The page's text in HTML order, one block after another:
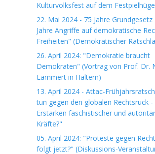
Kulturvolksfest auf dem
22. Mai 2024 - 75 Jahre Grundgesetz
Jahre Angriffe auf demokratische
Freiheiten" (Demokratischer
26. April 2024: "Demokratie braucht
Demokraten" (Vortrag von Prof. Dr.
Lammert in Haltern)
13. April 2024 - Attac-
tun gegen den globalen Rechtsruck -
Erstarken faschistischer und
Kräfte?"
05. April 2024: "Proteste gegen
folgt jetzt?" (Diskussions-